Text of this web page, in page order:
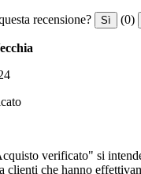
recensione? Sì (0)
verificato" si
clienti che hanno